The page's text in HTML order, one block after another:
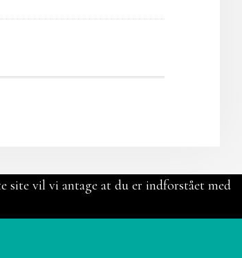
site vil vi antage at du er indforstået med